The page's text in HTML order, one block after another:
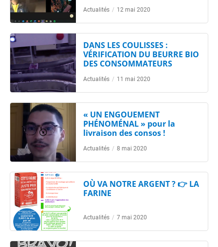
Actualités / 12 mai 2020
DANS LES COULISSES :
VÉRIFICATION DU BEURRE BIO
DES CONSOMMATEURS
Actualités / 11 mai 2020
« UN ENGOUEMENT
PHÉNOMÉNAL » pour la
livraison des consos !
Actualités / 8 mai 2020
OÙ VA NOTRE ARGENT ? 👉 LA
FARINE
Actualités / 7 mai 2020